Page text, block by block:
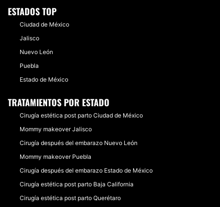
ESTADOS TOP
Ciudad de México
Jalisco
Nuevo León
Puebla
Estado de México
TRATAMIENTOS POR ESTADO
Cirugía estética post parto Ciudad de México
Mommy makeover Jalisco
Cirugía después del embarazo Nuevo León
Mommy makeover Puebla
Cirugía después del embarazo Estado de México
Cirugía estética post parto Baja California
Cirugía estética post parto Querétaro